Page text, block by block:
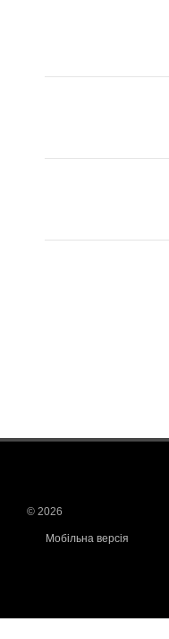
© 2026
Мобільна версія